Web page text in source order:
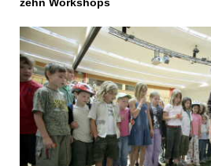
zehn Workshops